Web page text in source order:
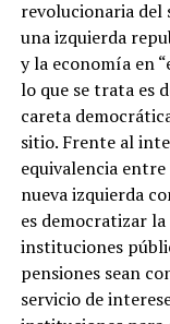
revolucionaria del
una izquierda
y la economía en
lo que se trata es
careta
sitio. Frente al
equivalencia
nueva izquierda
es democratizar
instituciones
pensiones sean
servicio de